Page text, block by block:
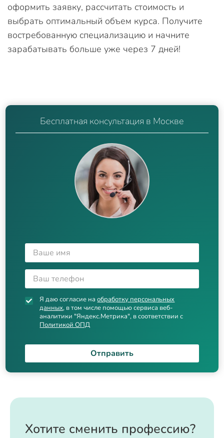
оформить заявку, рассчитать стоимость и
выбрать оптимальный объем курса. Получите
востребованную специализацию и начните
зарабатывать больше уже через 7 дней!
Бесплатная консультация в Москве
Я даю согласие наобработку персональных
данных, в том числе помощью сервиса веб-
аналитики "Яндекс.Метрика", в соответствии с
Политикой ОПД
Отправить
Хотите сменить профессию?